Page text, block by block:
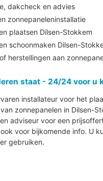
dakcheck en advies
zonnepaneleninstallatie
plaatsen Dilsen-Stokkem
schoonmaken Dilsen-
herstellingen aan
staat - 24/24 voor u
installateur voor het
zonnepanelen in Dilsen-
adviseur voor een
voor bijkomende info. U
gebruiken.